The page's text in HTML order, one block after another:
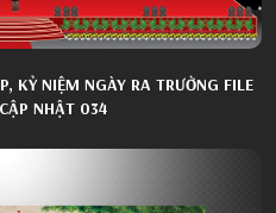
KỶ NIỆM NGÀY RA TRƯỜNG FILE
NHẬT 034